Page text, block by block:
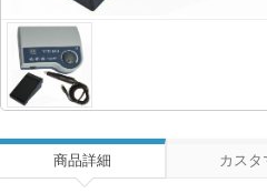
商品詳細 カスタ